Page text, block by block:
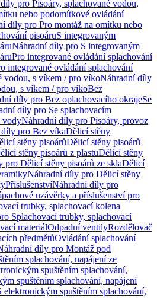
pro Pisoáry, splachované vodou,
nebo podomítkové ovládání
díly pro Pro montáž na omítku nebo
pisoáruS integrovaným
Náhradní díly pro S integrovaným
Pro integrované ovládání splachování
integrované ovládání splachování
vodou, s víkem / pro víkoNáhradní díly
s víkem / pro víkoBez
díly pro Bez oplachovacího okrajeSe
díly pro Se splachovacím
vodyNáhradní díly pro Pisoáry, provoz
pro Bez víkaDělicí stěny
stěny pisoárůDělicí stěny pisoárů
stěny pisoárů z plastuDělicí stěny
pro Dělicí stěny pisoárů ze sklaDělicí
Náhradní díly pro Dělicí stěny
PříslušenstvíNáhradní díly pro
uzávěrky a příslušenství pro
trubky, splachovací kolena
Splachovací trubky, splachovací
materiálOdpadní ventilyRozdělovač
předmětůOvládání splachování
díly pro Montáž pod
splachování, napájení ze
spuštěním splachování,
spuštěním splachování, napájení
spuštěním splachování,